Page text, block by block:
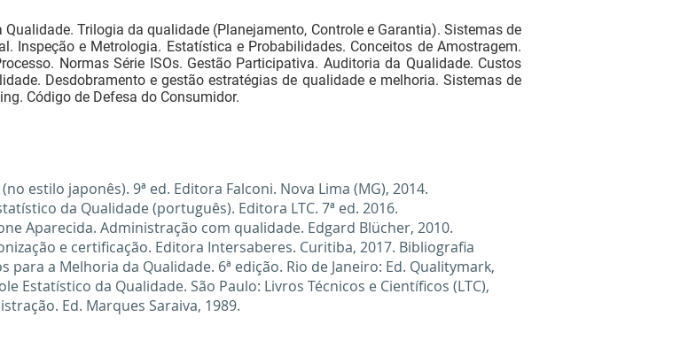
Trilogia da qualidade (Planejamento, Controle e Garantia). Sistemas de
Inspeção e Metrologia. Estatística e Probabilidades. Conceitos de Amostragem.
Normas Série ISOs. Gestão Participativa. Auditoria da Qualidade. Custos
Desdobramento e gestão estratégias de qualidade e melhoria. Sistemas de
Código de Defesa do Consumidor.
estilo japonês). 9ª ed. Editora Falconi. Nova Lima (MG), 2014.
da Qualidade (português). Editora LTC. 7ª ed. 2016.
Aparecida. Administração com qualidade. Edgard Blücher, 2010.
e certificação. Editora Intersaberes. Curitiba, 2017. Bibliografia
para a Melhoria da Qualidade. 6ª edição. Rio de Janeiro: Ed. Qualitymark,
Estatístico da Qualidade. São Paulo: Livros Técnicos e Científicos (LTC),
Ed. Marques Saraiva, 1989.